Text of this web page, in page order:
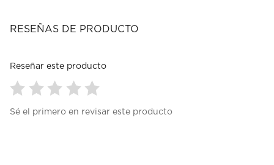
RESEÑAS DE PRODUCTO
Reseñar este producto
paraparaparaparapara
Sé el primero en revisar este producto